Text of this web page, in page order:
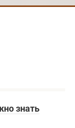
знать